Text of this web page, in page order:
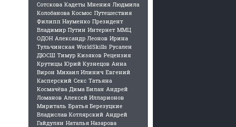
Сотскова Кадеты Мнения Людмила
Колобанова Космос Путешествия
Филипп Науменко Президент
Владимир Путин Интернет ММЦ
ОДОН Александр Леонов Ирина
Тульчинская WorldSkills Русален
ДЮСШ Тимур Кизяков Рецензия
Крутицы Юрий Кузнецов Анна
Вирон Михаил Илинич Евгений
Касперский Секс Татьяна
Космачёва Дима Билан Андрей
Ломанов Алексей Илларионов
Мириталь Братья Березуцкие
Владислав Котлярский Андрей
Гайдулян Наталья Назарова